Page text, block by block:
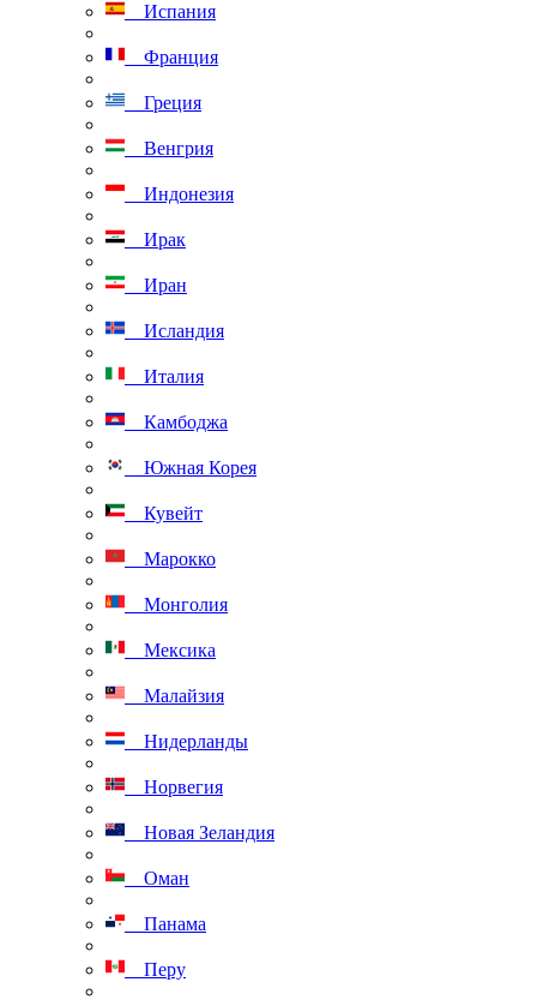
Испания
Франция
Греция
Венгрия
Индонезия
Ирак
Иран
Исландия
Италия
Камбоджа
Южная Корея
Кувейт
Марокко
Монголия
Мексика
Малайзия
Нидерланды
Норвегия
Новая Зеландия
Оман
Панама
Перу